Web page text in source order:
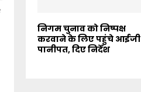
निगम चुनाव को निष्पक्ष
करवाने के लिए पहुंचे आईजी
पानीपत, दिए निर्देश